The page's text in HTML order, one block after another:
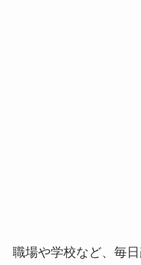
職場や学校など、毎